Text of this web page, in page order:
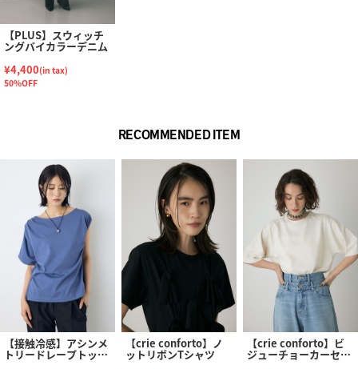
【PLUS】スウィッチ
ングバイカラーデニム
¥4,400(in tax)
50%OFF
RECOMMENDED ITEM
【接触冷感】アシンメ
トリードレープトップ
【crie conforto】ノ
ットリボンTシャツ
【crie conforto】ビ
ジューチョーカーセッ